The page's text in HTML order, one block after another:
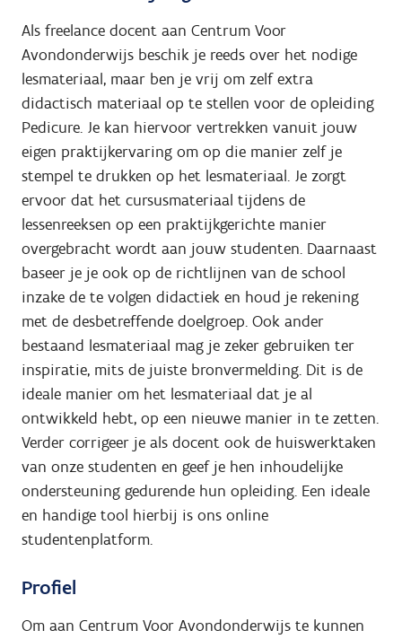
Als freelance docent aan Centrum Voor
Avondonderwijs beschik je reeds over het nodige
lesmateriaal, maar ben je vrij om zelf extra
didactisch materiaal op te stellen voor de opleiding
Pedicure. Je kan hiervoor vertrekken vanuit jouw
eigen praktijkervaring om op die manier zelf je
stempel te drukken op het lesmateriaal. Je zorgt
ervoor dat het cursusmateriaal tijdens de
lessenreeksen op een praktijkgerichte manier
overgebracht wordt aan jouw studenten. Daarnaast
baseer je je ook op de richtlijnen van de school
inzake de te volgen didactiek en houd je rekening
met de desbetreffende doelgroep. Ook ander
bestaand lesmateriaal mag je zeker gebruiken ter
inspiratie, mits de juiste bronvermelding. Dit is de
ideale manier om het lesmateriaal dat je al
ontwikkeld hebt, op een nieuwe manier in te zetten.
Verder corrigeer je als docent ook de huiswerktaken
van onze studenten en geef je hen inhoudelijke
ondersteuning gedurende hun opleiding. Een ideale
en handige tool hierbij is ons online
studentenplatform.
Profiel
Om aan Centrum Voor Avondonderwijs te kunnen